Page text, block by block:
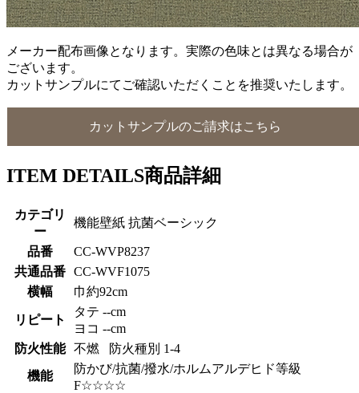
メーカー配布画像となります。実際の色味とは異なる場合が
ございます。
カットサンプルにてご確認いただくことを推奨いたします。
カットサンプルのご請求はこちら
ITEM DETAILS商品詳細
カテゴリ
ー
機能壁紙 抗菌ベーシック
品番
CC-WVP8237
共通品番
CC-WVF1075
横幅
巾約92cm
リピート
タテ --cm
ヨコ --cm
防火性能
不燃 防火種別 1-4
機能
防かび/抗菌/撥水/ホルムアルデヒド等級
F☆☆☆☆